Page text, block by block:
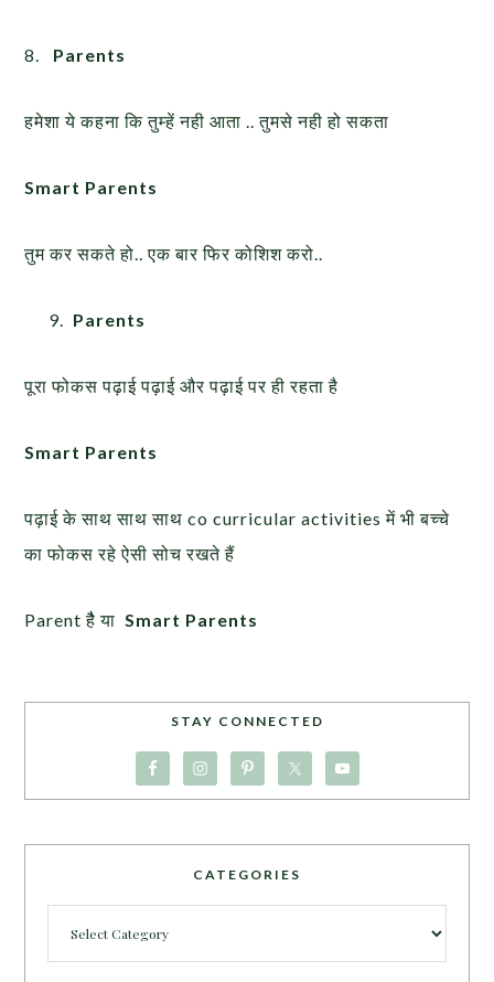
8. Parents
हमेशा ये कहना कि तुम्हें नही आता .. तुमसे नही हो सकता
Smart Parents
तुम कर सकते हो.. एक बार फिर कोशिश करो..
Parents
पूरा फोकस पढ़ाई पढ़ाई और पढ़ाई पर ही रहता है
Smart Parents
पढ़ाई के साथ साथ साथ co curricular activities में भी बच्चे
का फोकस रहे ऐसी सोच रखते हैं
Parent हैै या Smart Parents
STAY CONNECTED
CATEGORIES